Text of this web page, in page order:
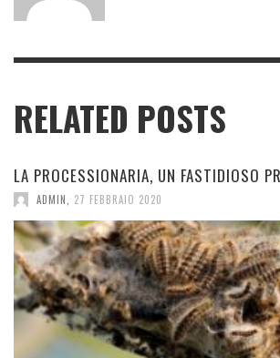
RELATED POSTS
LA PROCESSIONARIA, UN FASTIDIOSO
ADMIN 27 FEBBRAIO 2020